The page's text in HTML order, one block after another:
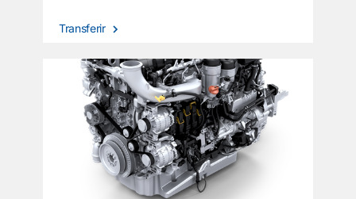
Transferir